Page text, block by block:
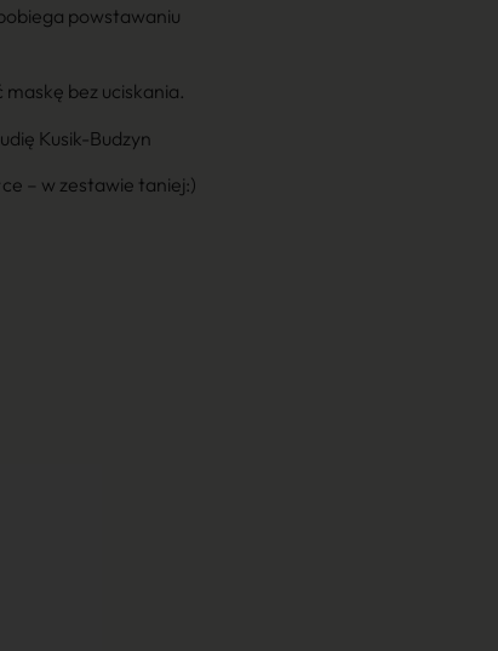
powstawaniu
bez uciskania.
Kusik-Budzyn
– w zestawie taniej:)